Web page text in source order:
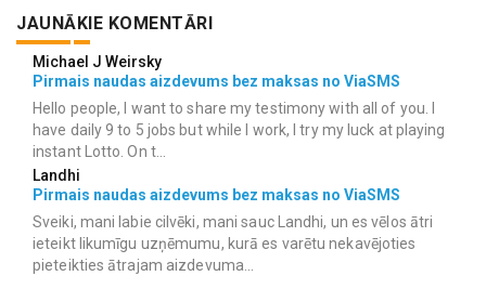
JAUNĀKIE KOMENTĀRI
Michael J Weirsky
Pirmais naudas aizdevums bez maksas no ViaSMS
Hello people, I want to share my testimony with all of you. I
have daily 9 to 5 jobs but while I work, I try my luck at playing
instant Lotto. On t...
Landhi
Pirmais naudas aizdevums bez maksas no ViaSMS
Sveiki, mani labie cilvēki, mani sauc Landhi, un es vēlos ātri
ieteikt likumīgu uzņēmumu, kurā es varētu nekavējoties
pieteikties ātrajam aizdevuma...